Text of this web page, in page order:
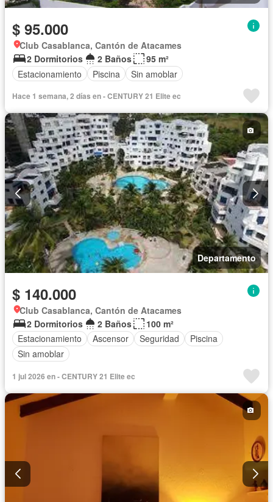
$ 95.000
Club Casablanca, Cantón de Atacames
2 Dormitorios
2 Baños
95 m²
Estacionamiento
Piscina Sin amoblar
Hace 1 semana, 2 días en - CENTURY 21 Elite ec
Departamento
$ 140.000
Club Casablanca, Cantón de Atacames
2 Dormitorios
2 Baños
100 m²
Estacionamiento
Ascensor Seguridad
Piscina
Sin amoblar
1 jul 2026 en - CENTURY 21 Elite ec